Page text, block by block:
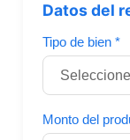
Datos del
Tipo de bien *
Monto del